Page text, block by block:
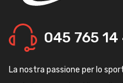
045 765 14
La nostra passione per lo